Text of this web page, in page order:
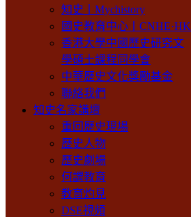
知史丨Mychistory
國史教育中心丨CNHE·HK
香港大學中國歷史研究文
學碩士課程同學會
中華歷史文化獎勵基金
聯絡我們
知史名家講壇
重回歷史現場
歷史人物
歷史劇場
何謂教育
教育灼見
DSE視頻